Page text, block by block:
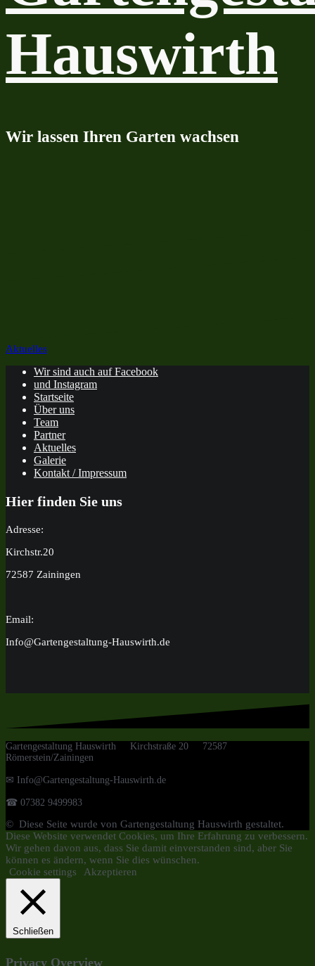
Hauswirth
Wir lassen Ihren Garten wachsen
Beitragsnavigation
Aktuelles
Wir sind auch auf Facebook
und Instagram
Startseite
Über uns
Team
Partner
Aktuelles
Galerie
Kontakt / Impressum
Hier finden Sie uns
Adresse:
Kirchstr.20
72587 Zainingen
Email:
Info@Gartengestaltung-Hauswirth.de
Gartengestaltung Hauswirth Kirchstraße 20 72587
Römerstein/Zainingen
✉ Info@Gartengestaltung-Hauswirth.de
☎ 07382 9499983
© Diese Seite wurde von Gartengestaltung Hauswirth gestaltet.
Diese Website verwendet Cookies, um Ihre Erfahrung zu verbessern.
Wir gehen davon aus, dass Sie damit einverstanden sind, aber Sie
können es ändern, wenn Sie dies wünschen.
Cookie settings
Akzeptieren
Schließen
Privacy Overview